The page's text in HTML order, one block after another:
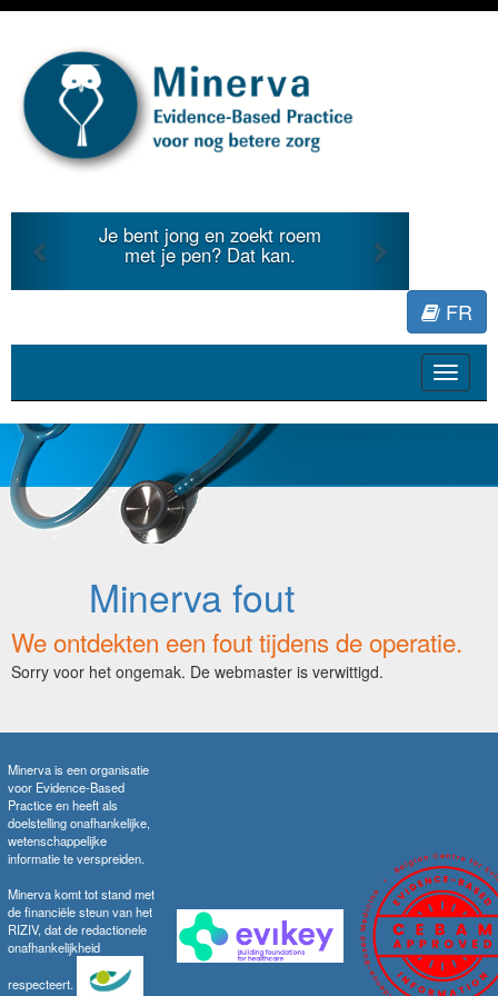
Je bent jong en zoekt roem
met je pen? Dat kan.
Previous
FR
Toggle
Minerva fout
We ontdekten een fout tijdens de operatie.
Sorry voor het ongemak. De webmaster is verwittigd.
Minerva is een organisatie
voor Evidence-Based
Practice en heeft als
doelstelling onafhankelijke,
wetenschappelijke
informatie te verspreiden.
Minerva komt tot stand met
de financiële steun van het
RIZIV, dat de redactionele
onafhankelijkheid
respecteert.